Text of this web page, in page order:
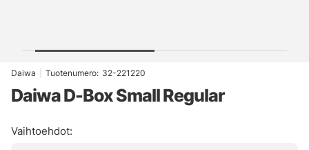
Daiwa Tuotenumero: 32-221220
Daiwa D-Box Small Regular
Vaihtoehdot: